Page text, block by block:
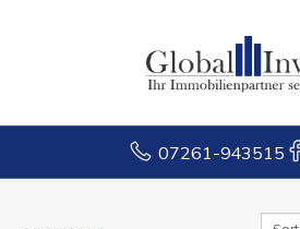
07261-943515